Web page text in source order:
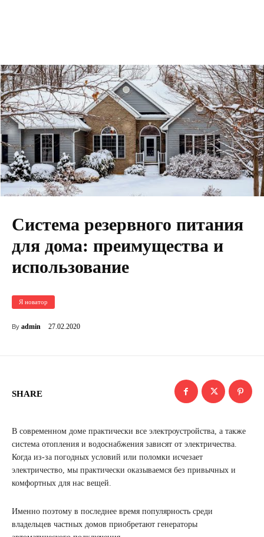
Система резервного питания
для дома: преимущества и
использование
Я новатор
By admin 27.02.2020
SHARE
В современном доме практически все электроустройства, а также
система отопления и водоснабжения зависят от электричества.
Когда из-за погодных условий или поломки исчезает
электричество, мы практически оказываемся без привычных и
комфортных для нас вещей.
Именно поэтому в последнее время популярность среди
владельцев частных домов приобретают генераторы